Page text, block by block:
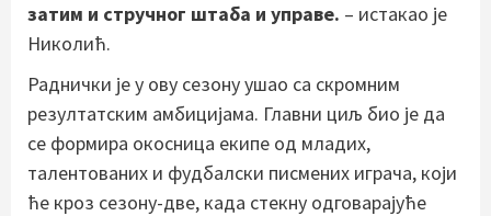
затим и стручног штаба и управе. – истакао је
Николић.
Раднички је у ову сезону ушао са скромним
резултатским амбицијама. Главни циљ био је да
се формира окосница екипе од младих,
талентованих и фудбалски писмених играча, који
ће кроз сезону-две, када стекну одговарајуће